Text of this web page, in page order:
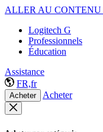
ALLER AU CONTENU
Logitech G
Professionnels
Éducation
Assistance
FR,fr
Acheter Acheter